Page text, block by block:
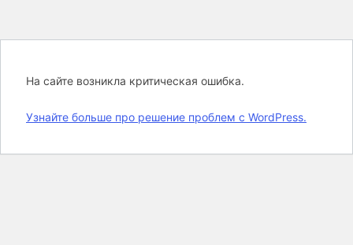
На сайте возникла критическая ошибка.
Узнайте больше про решение проблем с WordPress.